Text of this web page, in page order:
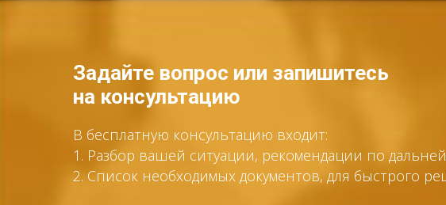
Задайте вопрос или запишитесь
на консультацию
В бесплатную консультацию входит:
1. Разбор вашей ситуации, рекомендации по
2. Список необходимых документов, для быстрого